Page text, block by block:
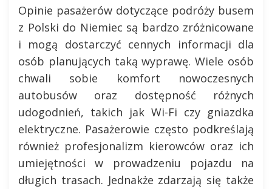
Opinie pasażerów dotyczące podróży busem
z Polski do Niemiec są bardzo zróżnicowane
i mogą dostarczyć cennych informacji dla
osób planujących taką wyprawę. Wiele osób
chwali sobie komfort nowoczesnych
autobusów oraz dostępność różnych
udogodnień, takich jak Wi-Fi czy gniazdka
elektryczne. Pasażerowie często podkreślają
również profesjonalizm kierowców oraz ich
umiejętności w prowadzeniu pojazdu na
długich trasach. Jednakże zdarzają się także